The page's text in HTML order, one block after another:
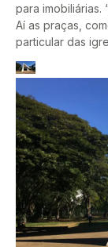
para imobiliárias.
Aí as praças,
particular das